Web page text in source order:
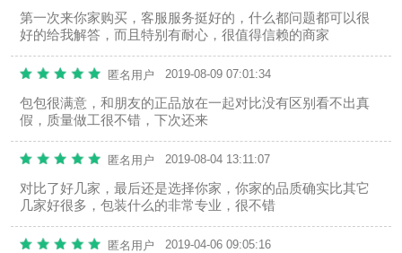
第一次来你家购买，客服服务挺好的，什么都问题都可以很
好的给我解答，而且特别有耐心，很值得信赖的商家
匿名用户 2019-08-09 07:01:34
包包很满意，和朋友的正品放在一起对比没有区别看不出真
假，质量做工很不错，下次还来
匿名用户 2019-08-04 13:11:07
对比了好几家，最后还是选择你家，你家的品质确实比其它
几家好很多，包装什么的非常专业，很不错
匿名用户 2019-04-06 09:05:16